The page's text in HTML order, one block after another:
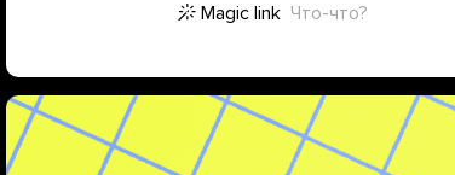
Magic link Что-что?